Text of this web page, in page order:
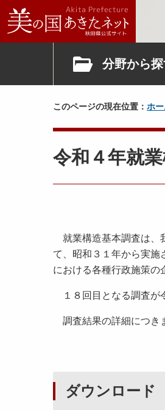
分野から
このページの現在位置： ホー
令和４年就
就業構造基本調査は、
て、昭和３１年から実施
における各種行政施策の
１８回目となる調査が
調査結果の詳細につき
ダウンロード